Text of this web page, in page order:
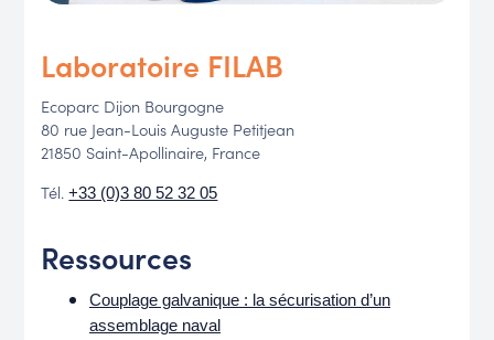
Laboratoire FILAB
Ecoparc Dijon Bourgogne
80 rue Jean-Louis Auguste Petitjean
21850 Saint-Apollinaire, France
Tél.+33 (0)3 80 52 32 05
Ressources
Couplage galvanique : la sécurisation d’un
assemblage naval